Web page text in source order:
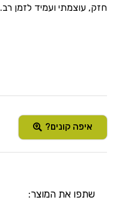
חזק, עוצמתי ועמיד לזמן רב.
איפה קונים?
שתפו את המוצר: